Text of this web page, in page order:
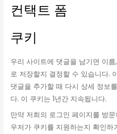
컨택트 폼
쿠키
우리 사이트에 댓글을 남기면 이
로 저장할지 결정할 수 있습니다.
댓글을 추가할 때 다시 상세 정보
다. 이 쿠키는 1년간 지속됩니다.
만약 저희의 로그인 페이지를 방
우저가 쿠키를 지원하는지 확인